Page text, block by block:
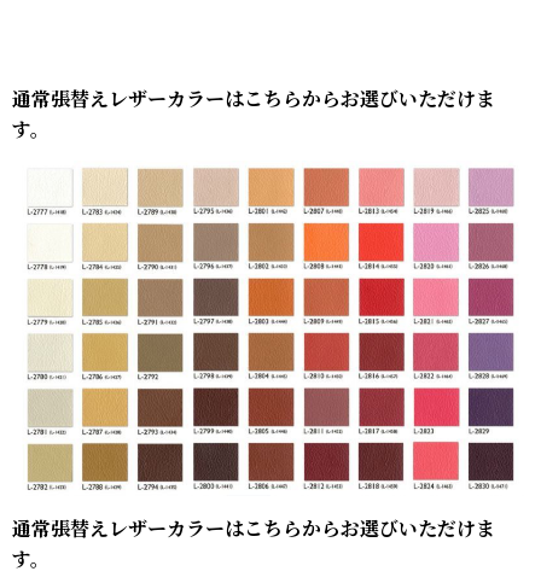
通常張替えレザーカラーはこちらからお選びいただけま
す。
通常張替えレザーカラーはこちらからお選びいただけま
す。